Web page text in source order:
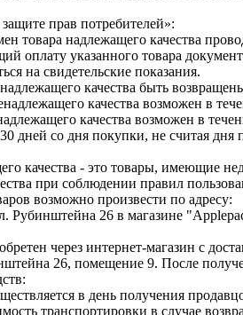
прав потребителей»:
товара надлежащего качества
оплату указанного товара
на свидетельские показания.
качества быть
качества возможен в
качества возможен в
30 дней со дня покупки, не считая
качества - это товары, имеющие
при соблюдении правил
возможно произвести по адресу:
Рубинштейна 26 в магазине
через интернет-магазин с
26, помещение 9. После
в день получения
транспортировки в случае